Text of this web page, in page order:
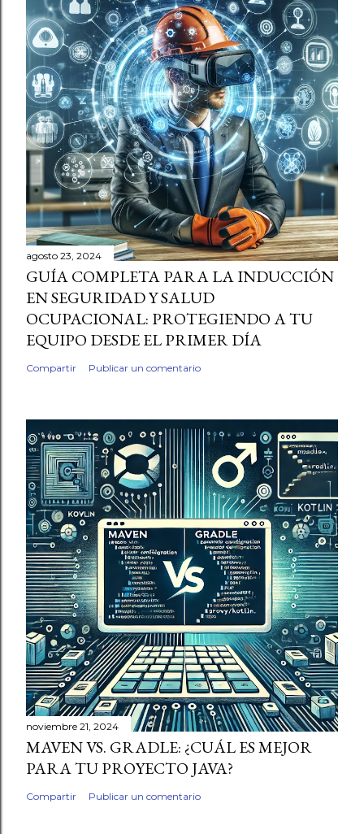
agosto 23, 2024
GUÍA COMPLETA PARA LA INDUCCIÓN
EN SEGURIDAD Y SALUD
OCUPACIONAL: PROTEGIENDO A TU
EQUIPO DESDE EL PRIMER DÍA
Compartir Publicar un comentario
noviembre 21, 2024
MAVEN VS. GRADLE: ¿CUÁL ES MEJOR
PARA TU PROYECTO JAVA?
Compartir Publicar un comentario